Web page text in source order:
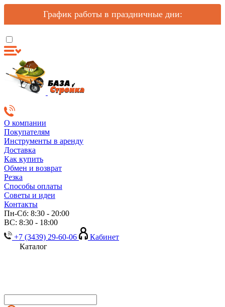
График работы в праздничные дни:
О компании
Покупателям
Инструменты в аренду
Доставка
Как купить
Обмен и возврат
Резка
Способы оплаты
Советы и идеи
Контакты
Пн-Сб: 8:30 - 20:00
ВС: 8:30 - 18:00
+7 (3439) 29-60-06
Кабинет
Каталог